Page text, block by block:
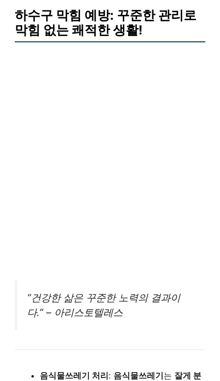
하수구 막힘 예방: 꾸준한 관리로
막힘 없는 쾌적한 생활!
“건강한 삶은 꾸준한 노력의 결과이
다.” – 아리스토텔레스
음식물쓰레기 처리: 음식물쓰레기는 잘게 분